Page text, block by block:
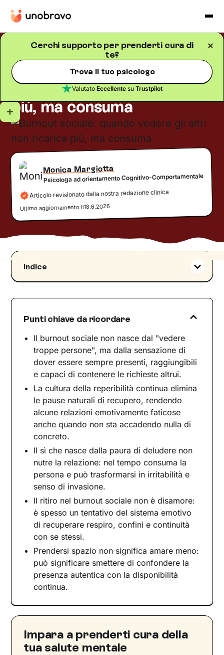
Cerchi supporto per prenderti cura di
te?
Trova il tuo psicologo
Valutato Eccellentesu Trustpilot
minuti di lettura
Burnout sociale: quando
vedere gli altri non ricarica
più, ma consuma
Monica Margiotta
Psicologa ad orientamento Cognitivo-Comportamentale
Articolo revisionato dalla nostra redazione clinica
Ultimo aggiornamento il18.6.2026
Indice
Che cos'è il burnout sociale
La differenza tra introversione, bisogno di
La cultura della disponibilità continua
Quando l'empatia diventa sovraccarico
People pleasing e paura di deludere
Quando il ritiro non è disamore, ma protezione
Il corpo nel burnout sociale
Il senso di colpa del ritiro e le relazioni adulte
Come prevenire e affrontare il burnout sociale
Punti chiave da ricordare
Il burnout sociale non nasce dal "vedere
troppe persone", ma dalla sensazione di
dover essere sempre presenti, raggiungibili
e capaci di contenere le richieste altrui.
La cultura della reperibilità continua elimina
le pause naturali di recupero, rendendo
alcune relazioni emotivamente faticose
anche quando non sta accadendo nulla di
concreto.
Il sì che nasce dalla paura di deludere non
nutre la relazione: nel tempo consuma la
persona e può trasformarsi in irritabilità e
senso di invasione.
Il ritiro nel burnout sociale non è disamore:
è spesso un tentativo del sistema emotivo
di recuperare respiro, confini e continuità
con se stessi.
Prendersi spazio non significa amare meno:
può significare smettere di confondere la
presenza autentica con la disponibilità
continua.
Impara a prenderti cura della
tua salute mentale